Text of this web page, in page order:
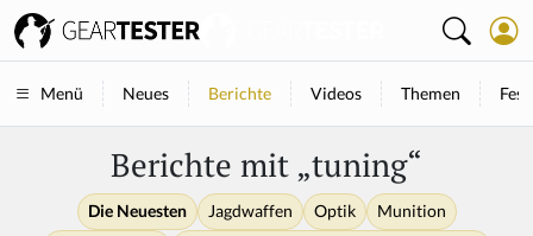
Menü Neues Berichte Videos Themen
Berichte mit „tuning“
Die Neuesten Jagdwaffen Optik
Munition